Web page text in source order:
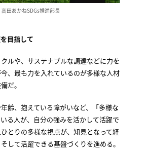
髙田あかねSDGs推進部長
目指して
ルや、サステナブルな調達などに力を
、最も力を入れているのが多様な人材
だ。
齢、抱えている障がいなど、「多様な
る人が、自分の強みを活かして活躍で
とりの多様な視点が、知見となって経
して活躍できる基盤づくりを進める。